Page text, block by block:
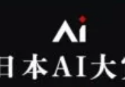
規
則
（MDR）